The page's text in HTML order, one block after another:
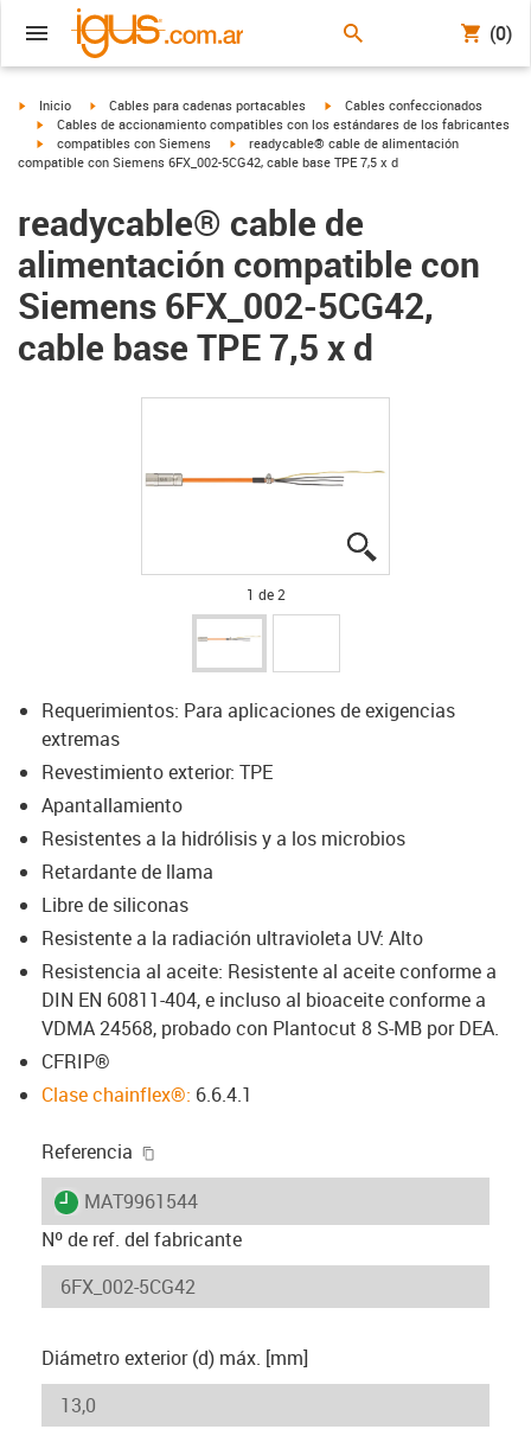
(0)
igus-icon-arrow-right
Inicio igus-icon-arrow-right
Cables para cadenas portacables igus-icon-arrow-right
Cables confeccionados
igus-icon-arrow-right
Cables de accionamiento compatibles con los estándares de los fabricantes
igus-icon-arrow-right
compatibles con Siemens igus-icon-arrow-right
readycable® cable de alimentación
compatible con Siemens 6FX_002-5CG42, cable base TPE 7,5 x d
readycable® cable de
alimentación compatible con
Siemens 6FX_002-5CG42,
cable base TPE 7,5 x d
1 de 2
Requerimientos: Para aplicaciones de exigencias
extremas
Revestimiento exterior: TPE
Apantallamiento
Resistentes a la hidrólisis y a los microbios
Retardante de llama
Libre de siliconas
Resistente a la radiación ultravioleta UV: Alto
Resistencia al aceite: Resistente al aceite conforme a
DIN EN 60811-404, e incluso al bioaceite conforme a
VDMA 24568, probado con Plantocut 8 S-MB por DEA.
CFRIP®
Clase chainflex®: 6.6.4.1
Referencia
igus-icon-lieferzeit
MAT9961544
Nº de ref. del fabricante
Diámetro exterior (d) máx. [mm]